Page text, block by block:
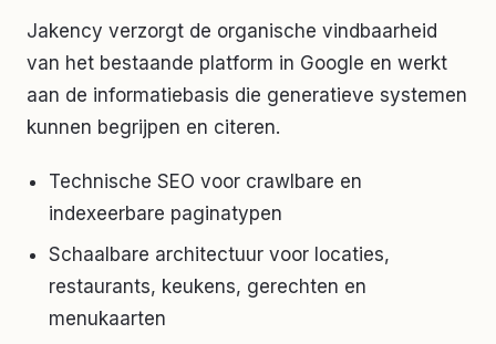
Jakency verzorgt de organische vindbaarheid
van het bestaande platform in Google en werkt
aan de informatiebasis die generatieve systemen
kunnen begrijpen en citeren.
Technische SEO voor crawlbare en
indexeerbare paginatypen
Schaalbare architectuur voor locaties,
restaurants, keukens, gerechten en
menukaarten